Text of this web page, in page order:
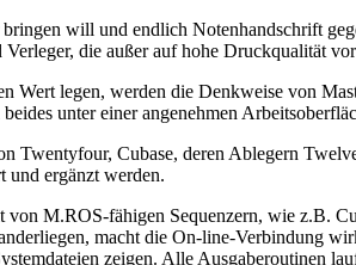
will und endlich Notenhandschrift
die außer auf hohe Druckqualität
Wert legen, werden die Denkweise von
unter einer angenehmen
Twentyfour, Cubase, deren Ablegern
und ergänzt werden.
M.ROS-fähigen Sequenzern, wie z.B.
macht die On-line-Verbindung
zeigen. Alle Ausgaberoutinen